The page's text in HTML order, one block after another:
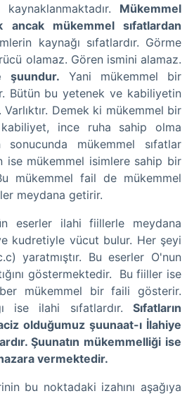
Mükemmel
mükemmel sıfatlardan
kaynağı sıfatlardır. Görme
olamaz. Gören ismini alamaz.
şuundur. Yani mükemmel bir
Bütün bu yetenek ve kabiliyetin
Demek ki mükemmel bir
ince ruha sahip olma
sonucunda mükemmel sıfatlar
ise mükemmel isimlere sahip bir
mükemmel fail de mükemmel
meydana getirir.
eserler ilahi fiillerle meydana
kudretiyle vücut bulur. Her şeyi
yaratmıştır. Bu eserler O'nun
göstermektedir. Bu fiiller ise
mükemmel bir faili gösterir.
ise ilahi sıfatlardır. Sıfatların
olduğumuz şuunaat-ı İlahiye
Şuunatın mükemmelliği ise
vermektedir.
bu noktadaki izahını aşağıya